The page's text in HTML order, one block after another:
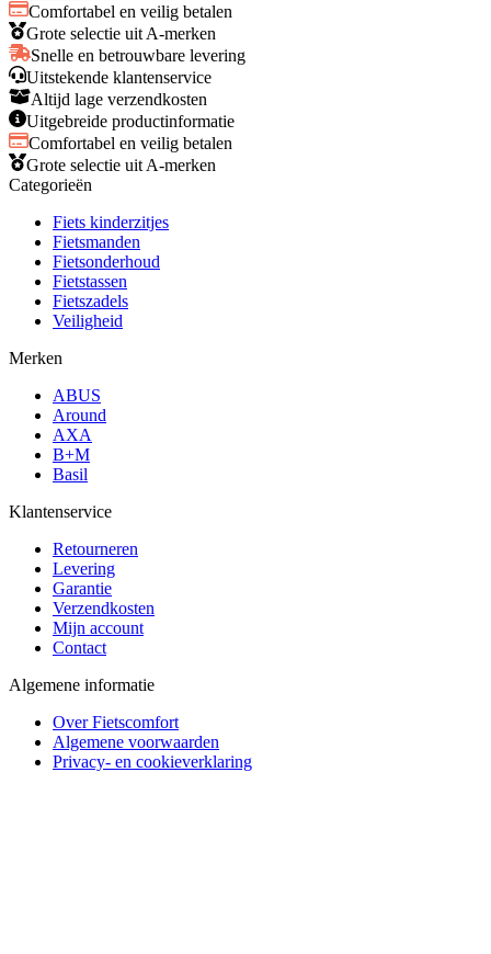
Comfortabel en veilig betalen
Grote selectie uit A-merken
Snelle en betrouwbare levering
Uitstekende klantenservice
Altijd lage verzendkosten
Uitgebreide productinformatie
Comfortabel en veilig betalen
Grote selectie uit A-merken
Categorieën
Fiets kinderzitjes
Fietsmanden
Fietsonderhoud
Fietstassen
Fietszadels
Veiligheid
Merken
ABUS
Around
AXA
B+M
Basil
Klantenservice
Retourneren
Levering
Garantie
Verzendkosten
Mijn account
Contact
Algemene informatie
Over Fietscomfort
Algemene voorwaarden
Privacy- en cookieverklaring